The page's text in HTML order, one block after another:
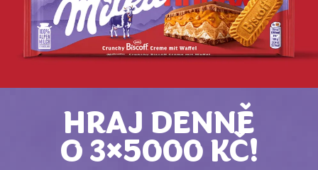
HRAJ DENNĚ
O 3×5000 KČ!